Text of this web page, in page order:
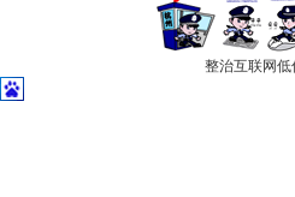
整治互联网低